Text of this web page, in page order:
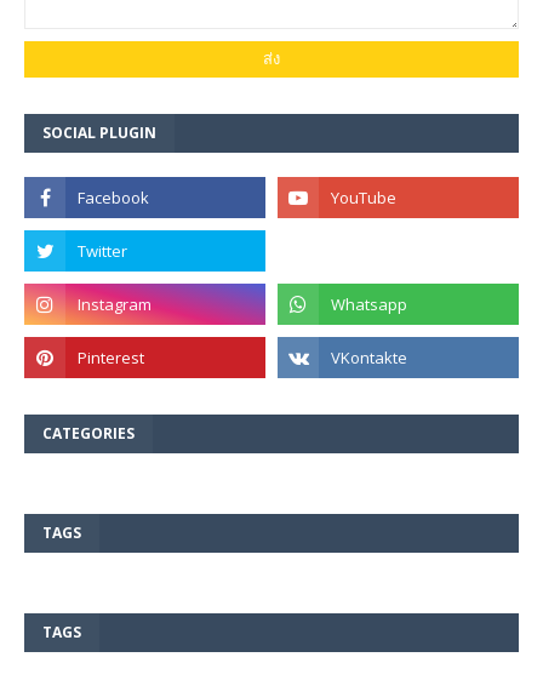
SOCIAL PLUGIN
CATEGORIES
TAGS
TAGS